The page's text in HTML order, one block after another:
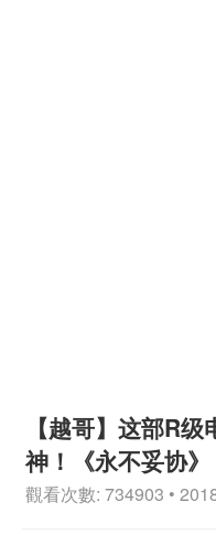
【越哥】这部R
神！《永不妥协》
觀看次數: 734903 •